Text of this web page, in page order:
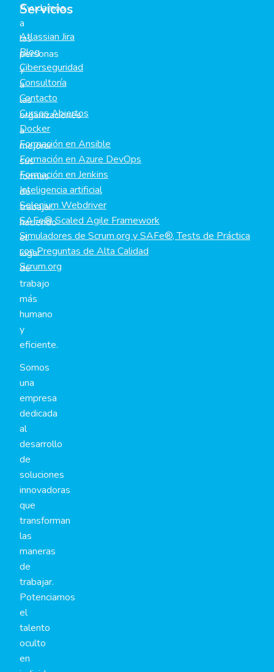
Ayudamos
a
las
personas
y
a
las
organizaciones
a
mejorar
sus
formas
de
trabajar,
haciendo
el
lugar
de
trabajo
más
humano
y
eficiente.
Somos
una
empresa
dedicada
al
desarrollo
de
soluciones
innovadoras
que
transforman
las
maneras
de
trabajar.
Potenciamos
el
talento
oculto
en
Servicios
Atlassian Jira
Blog
Ciberseguridad
Consultoría
Contacto
Cursos Abiertos
Docker
Formación en Ansible
Formación en Azure DevOps
Formación en Jenkins
Inteligencia artificial
Selenium Webdriver
SAFe® Scaled Agile Framework
Simuladores de Scrum.org y SAFe®, Tests de Práctica
con Preguntas de Alta Calidad
Scrum.org